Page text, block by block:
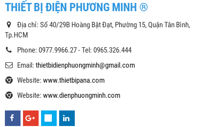
THIẾT BỊ ĐIỆN PHƯƠNG MINH ®
Địa chỉ: Số 40/29B Hoàng Bật Đạt, Phường 15, Quận Tân Bình,
Tp.HCM
Phone: 0977.9966.27 - Tel: 0965.326.444
Email: thietbidienphuongminh@gmail.com
Website: www.thietbipana.com
Website: www.dienphuongminh.com